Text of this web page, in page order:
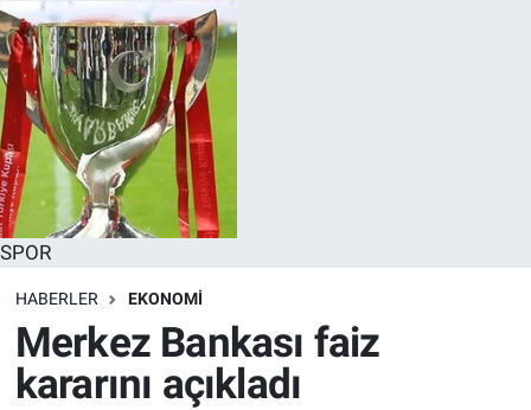
SPOR
HABERLER EKONOMI
Merkez Bankası faiz
kararını açıkladı